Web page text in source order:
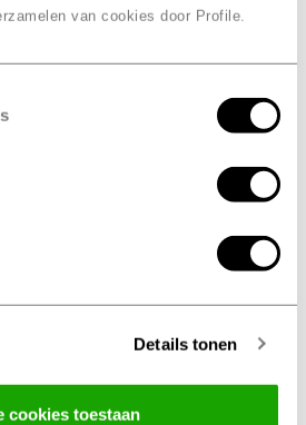
van cookies door Profile.
Details tonen
cookies toestaan